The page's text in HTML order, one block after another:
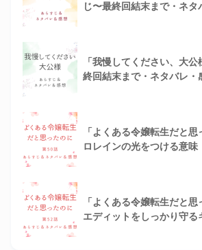
じ〜最終回結末まで・ネタ
「我慢してください、大
終回結末まで・ネタバレ・
「よくある令嬢転生だと思
ロレインの光をつける意味
「よくある令嬢転生だと思
エディットをしっかり守る